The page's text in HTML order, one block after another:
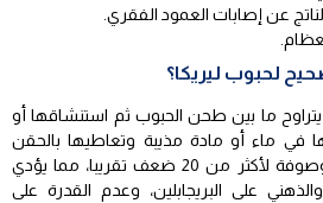
عن إصابات العمود الفقري.
لحبوب ليريكا؟
يتراوح ما بين طحن الحبوب ثم استنشاقها أو
في ماء أو مادة مذيبة وتعاطيها بالحقن
الوريدي، أو زيادة الجرعة الموصوفة لأكثر من 20 ضعف تقريبا، مما يؤدي
على البريجابلين، وعدم القدرة على